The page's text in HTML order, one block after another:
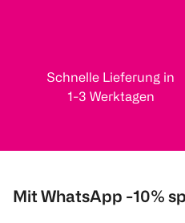
Schnelle Lieferung in
1-3 Werktagen
Mit WhatsApp -10%